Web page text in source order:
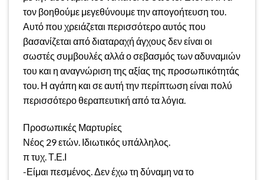
τον βοηθούμε μεγεθύνουμε την απογοήτευση του.
Αυτό που χρειάζεται περισσότερο αυτός που
βασανίζεται από διαταραχή άγχους δεν είναι οι
σωστές συμβουλές αλλά ο σεβασμός των αδυναμιών
του και η αναγνώριση της αξίας της προσωπικότητάς
του. Η αγάπη και σε αυτή την περίπτωση είναι πολύ
περισσότερο θεραπευτική από τα λόγια.
Προσωπικές Μαρτυρίες
Νέος 29 ετών. Ιδιωτικός υπάλληλος.
π τυχ. Τ.Ε.Ι
-Είμαι πεσμένος. Δεν έχω τη δύναμη να το